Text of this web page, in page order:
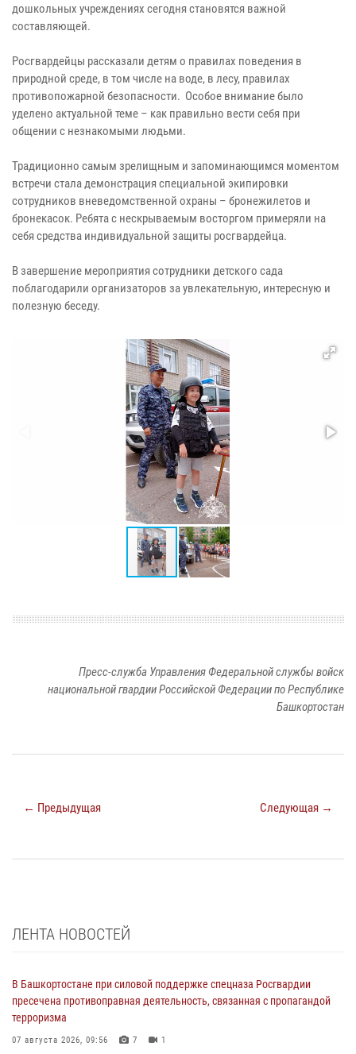
дошкольных учреждениях сегодня становятся важной
составляющей.
Росгвардейцы рассказали детям о правилах поведения в
природной среде, в том числе на воде, в лесу, правилах
противопожарной безопасности. Особое внимание было
уделено актуальной теме – как правильно вести себя при
общении с незнакомыми людьми.
Традиционно самым зрелищным и запоминающимся моментом
встречи стала демонстрация специальной экипировки
сотрудников вневедомственной охраны – бронежилетов и
бронекасок. Ребята с нескрываемым восторгом примеряли на
себя средства индивидуальной защиты росгвардейца.
В завершение мероприятия сотрудники детского сада
поблагодарили организаторов за увлекательную, интересную и
полезную беседу.
Пресс-служба Управления Федеральной службы войск
национальной гвардии Российской Федерации по Республике
Башкортостан
← Предыдущая Следующая →
ЛЕНТА НОВОСТЕЙ
В Башкортостане при силовой поддержке спецназа Росгвардии
пресечена противоправная деятельность, связанная с пропагандой
терроризма
07 августа 2026, 09:56 7 1